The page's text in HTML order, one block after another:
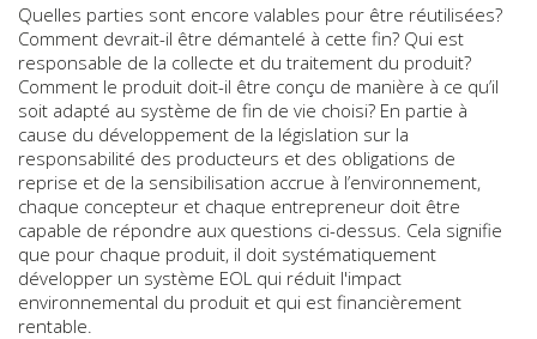
Quelles parties sont encore valables pour être réutilisées?
Comment devrait-il être démantelé à cette fin? Qui est
responsable de la collecte et du traitement du produit?
Comment le produit doit-il être conçu de manière à ce qu’il
soit adapté au système de fin de vie choisi? En partie à
cause du développement de la législation sur la
responsabilité des producteurs et des obligations de
reprise et de la sensibilisation accrue à l’environnement,
chaque concepteur et chaque entrepreneur doit être
capable de répondre aux questions ci-dessus. Cela signifie
que pour chaque produit, il doit systématiquement
développer un système EOL qui réduit l'impact
environnemental du produit et qui est financièrement
rentable.